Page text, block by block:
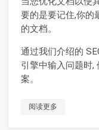
要的是要记住,你的
的文档。
通过我们介绍的
引擎中输入问题时,
案。
阅读更多